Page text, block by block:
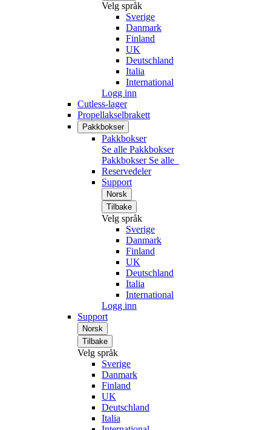
Velg språk
Sverige
Danmark
Finland
UK
Deutschland
Italia
International
Logg inn
Cutless-lager
Propellakselbrakett
Pakkbokser
Pakkbokser
Se alle Pakkbokser
Pakkbokser Se alle
Reservedeler
Support
Norsk
Tilbake
Velg språk
Sverige
Danmark
Finland
UK
Deutschland
Italia
International
Logg inn
Support
Norsk
Tilbake
Velg språk
Sverige
Danmark
Finland
UK
Deutschland
Italia